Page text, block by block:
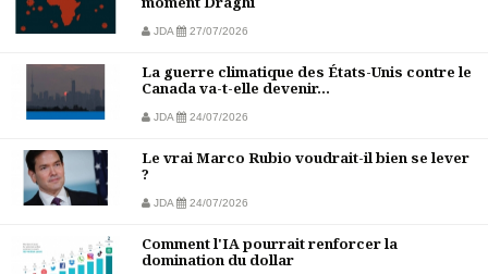
JDA 27/07/2026
La guerre climatique des États-Unis contre le
Canada va-t-elle devenir...
JDA 24/07/2026
Le vrai Marco Rubio voudrait-il bien se lever
?
JDA 24/07/2026
Comment l'IA pourrait renforcer la
domination du dollar